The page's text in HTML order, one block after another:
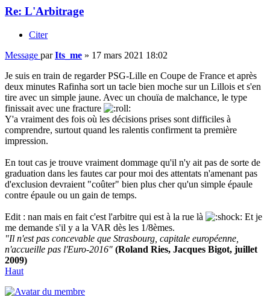
Re: L'Arbitrage
Citer
Message parIts_me » 17 mars 2021 18:02
Je suis en train de regarder PSG-Lille en Coupe de France et après
deux minutes Rafinha sort un tacle bien moche sur un Lillois et s'en
tire avec un simple jaune. Avec un chouïa de malchance, le type
finissait avec une fracture
Y'a vraiment des fois où les décisions prises sont difficiles à
comprendre, surtout quand les ralentis confirment ta première
impression.
En tout cas je trouve vraiment dommage qu'il n'y ait pas de sorte de
graduation dans les fautes car pour moi des attentats n'amenant pas
d'exclusion devraient "coûter" bien plus cher qu'un simple épaule
contre épaule ou un gain de temps.
Edit : nan mais en fait c'est l'arbitre qui est à la rue là
Et je
me demande s'il y a la VAR dès les 1/8èmes.
"Il n'est pas concevable que Strasbourg, capitale européenne,
n'accueille pas l'Euro-2016" (Roland Ries, Jacques Bigot, juillet
2009)
Haut